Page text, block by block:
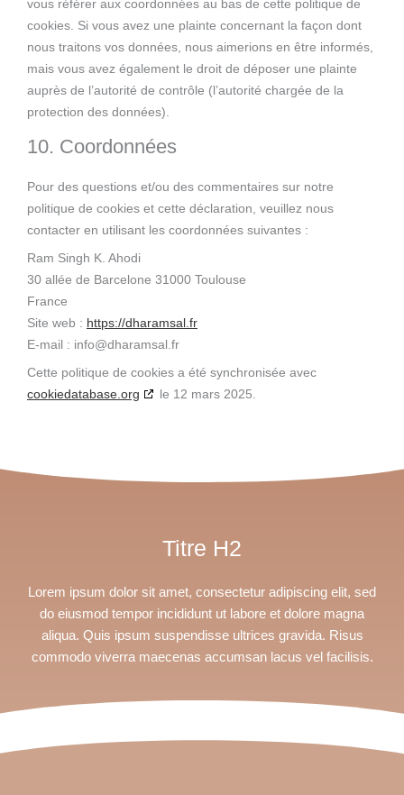
vous référer aux coordonnées au bas de cette politique de
cookies. Si vous avez une plainte concernant la façon dont
nous traitons vos données, nous aimerions en être informés,
mais vous avez également le droit de déposer une plainte
auprès de l’autorité de contrôle (l’autorité chargée de la
protection des données).
10. Coordonnées
Pour des questions et/ou des commentaires sur notre
politique de cookies et cette déclaration, veuillez nous
contacter en utilisant les coordonnées suivantes :
Ram Singh K. Ahodi
30 allée de Barcelone 31000 Toulouse
France
Site web : https://dharamsal.fr
E-mail : info@dharamsal.fr
Cette politique de cookies a été synchronisée avec
cookiedatabase.org
le 12 mars 2025.
Titre H2
Lorem ipsum dolor sit amet, consectetur adipiscing elit, sed
do eiusmod tempor incididunt ut labore et dolore magna
aliqua. Quis ipsum suspendisse ultrices gravida. Risus
commodo viverra maecenas accumsan lacus vel facilisis.